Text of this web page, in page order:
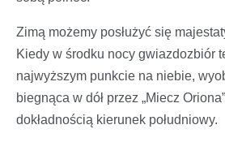
Zimą możemy posłużyć się
Kiedy w środku nocy gwiazdozbiór
najwyższym punkcie na niebie,
biegnąca w dół przez „Miecz
dokładnością kierunek południowy.